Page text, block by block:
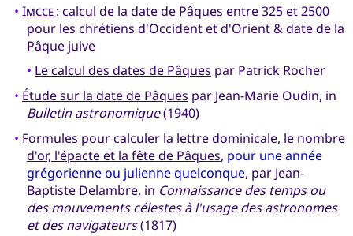
• Imcce: calcul de la date de Pâques entre 325 et 2500
pour les chrétiens d'Occident et d'Orient & date de la
Pâque juive
• Le calcul des dates de Pâques par Patrick Rocher
• Étude sur la date de Pâques par Jean-Marie Oudin, in
Bulletin astronomique(1940)
• Formules pour calculer la lettre dominicale, le nombre
d'or, l'épacte et la fête de Pâques, pour une année
grégorienne ou julienne quelconque, par Jean-
Baptiste Delambre, in Connaissance des temps ou
des mouvements célestes à l'usage des astronomes
et des navigateurs(1817)